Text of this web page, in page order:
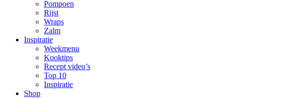
Pompoen
Rijst
Wraps
Zalm
Inspiratie
Weekmenu
Kooktips
Recept video’s
Top 10
Inspiratie
Shop